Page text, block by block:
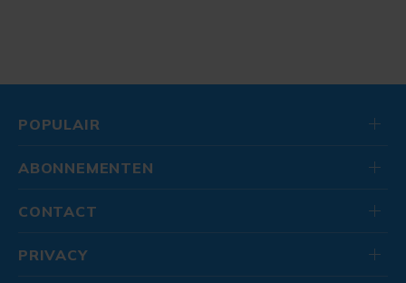
POPULAIR
ABONNEMENTEN
CONTACT
PRIVACY